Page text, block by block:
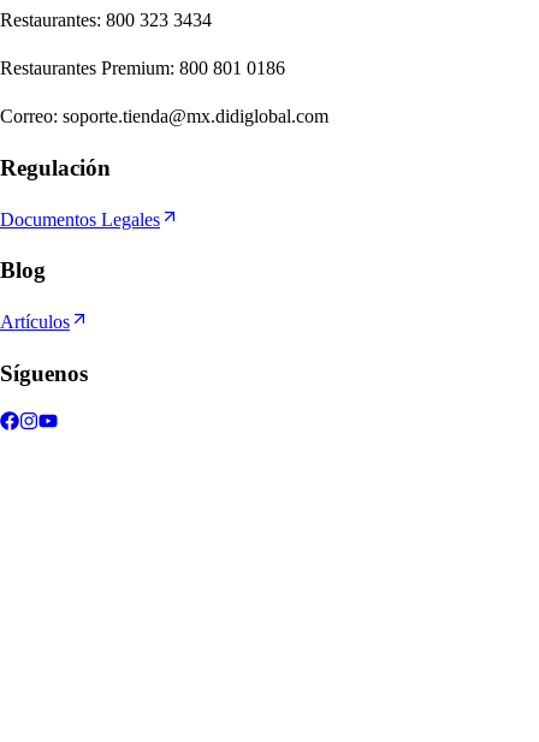
Restaurantes: 800 323 3434
Restaurantes Premium: 800 801 0186
Correo: soporte.tienda@mx.didiglobal.com
Regulación
Documentos Legales
Blog
Artículos
Síguenos